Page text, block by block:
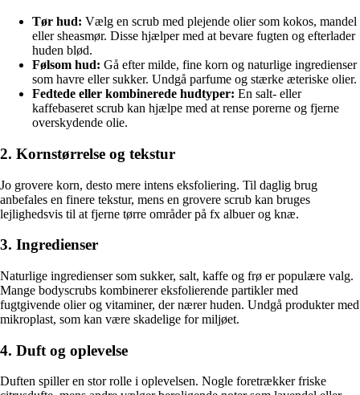
Tør hud: Vælg en scrub med plejende olier som kokos, mandel
eller sheasmør. Disse hjælper med at bevare fugten og efterlader
huden blød.
Følsom hud: Gå efter milde, fine korn og naturlige ingredienser
som havre eller sukker. Undgå parfume og stærke æteriske olier.
Fedtede eller kombinerede hudtyper: En salt- eller
kaffebaseret scrub kan hjælpe med at rense porerne og fjerne
overskydende olie.
2. Kornstørrelse og tekstur
Jo grovere korn, desto mere intens eksfoliering. Til daglig brug
anbefales en finere tekstur, mens en grovere scrub kan bruges
lejlighedsvis til at fjerne tørre områder på fx albuer og knæ.
3. Ingredienser
Naturlige ingredienser som sukker, salt, kaffe og frø er populære valg.
Mange bodyscrubs kombinerer eksfolierende partikler med
fugtgivende olier og vitaminer, der nærer huden. Undgå produkter med
mikroplast, som kan være skadelige for miljøet.
4. Duft og oplevelse
Duften spiller en stor rolle i oplevelsen. Nogle foretrækker friske